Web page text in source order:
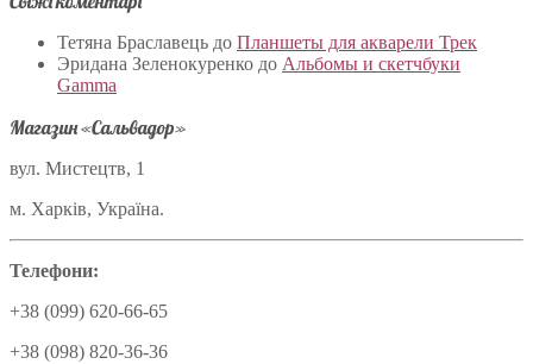
Тетяна Браславець до Планшеты для акварели Трек
Эридана Зеленокуренко до Альбомы и скетчбуки
Gamma
Магазин «Сальвадор»
вул. Мистецтв, 1
м. Харків, Україна.
Телефони:
+38 (099) 620-66-65
+38 (098) 820-36-36